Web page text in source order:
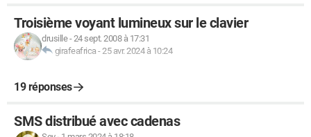
Troisième voyant lumineux sur le clavier
drusille-24 sept. 2008 à 17:31
girafeafrica -25 avr. 2024 à 10:24
19 réponses
SMS distribué avec cadenas